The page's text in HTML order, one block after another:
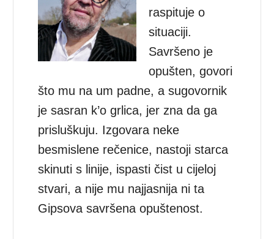
raspituje o
situaciji.
Savršeno je
opušten, govori
što mu na um padne, a sugovornik
je sasran k’o grlica, jer zna da ga
prisluškuju. Izgovara neke
besmislene rečenice, nastoji starca
skinuti s linije, ispasti čist u cijeloj
stvari, a nije mu najjasnija ni ta
Gipsova savršena opuštenost.